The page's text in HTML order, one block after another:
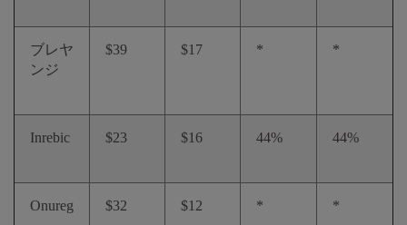
ブレヤ
ンジ
$39 $17 * *
Inrebic $23 $16 44% 44%
Onureg $32 $12 * *